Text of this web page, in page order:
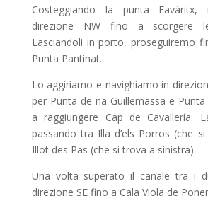
Costeggiando la punta Favàritx,
direzione NW fino a scorgere
Lasciandoli in porto, proseguiremo
Punta Pantinat.
Lo aggiriamo e navighiamo in
per Punta de na Guillemassa e
a raggiungere Cap de Cavallería.
passando tra Illa d’els Porros (che
Illot des Pas (che si trova a sinistra).
Una volta superato il canale tra i
direzione SE fino a Cala Viola de